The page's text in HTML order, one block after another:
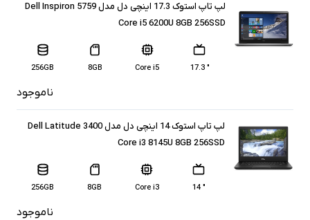
لپ تاپ استوک 17.3 اینچی دل مدل Dell Inspiron 5759
Core i5 6200U 8GB 256SSD
" 17.3
Core i5
8GB
256GB
ناموجود
لپ تاپ استوک 14 اینچی دل مدل Dell Latitude 3400
Core i3 8145U 8GB 256SSD
" 14
Core i3
8GB
256GB
ناموجود